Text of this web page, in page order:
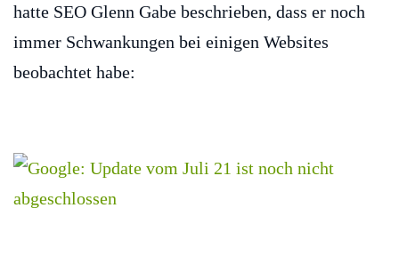
hatte SEO Glenn Gabe beschrieben, dass er noch
immer Schwankungen bei einigen Websites
beobachtet habe: